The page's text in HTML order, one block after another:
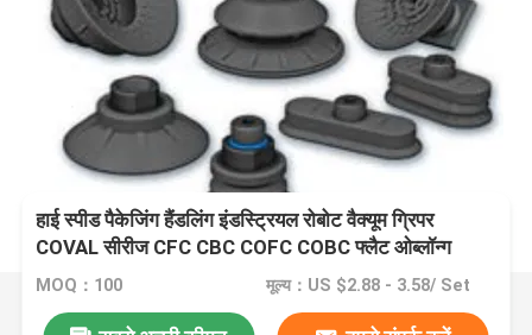
हाई स्पीड पैकेजिंग हैंडलिंग इंडस्ट्रियल रोबोट वैक्यूम ग्रिपर
COVAL सीरीज CFC CBC COFC COBC फ्लैट ओब्लॉन्ग
सक्शन कप
MOQ：100 मूल्य：US $2.88 - 3.58/ Set